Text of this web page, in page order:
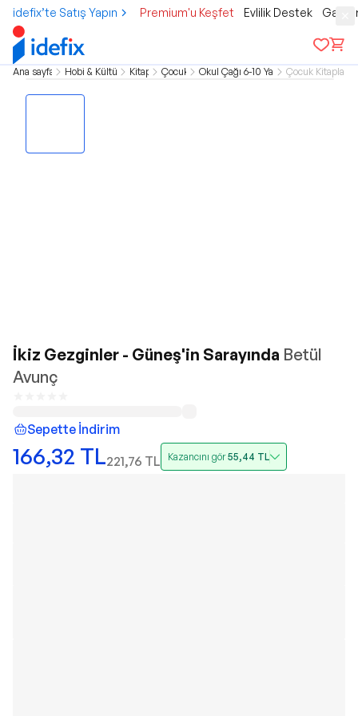
idefix’te Satış Yapın Premium'u Keşfet Evlilik Destek
Ana sayfa Hobi & Kültür Kitap Çocuk Okul Çağı 6-10 Yaş Çocuk Kitapları
İkiz Gezginler - Güneş'in Sarayında Betül
Avunç
Sepette İndirim
166,32 TL221,76 TL Kazancını gör55,44 TL